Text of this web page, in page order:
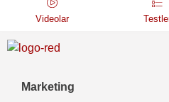
Videolar
Marketing